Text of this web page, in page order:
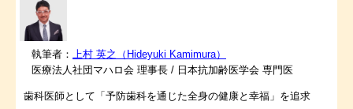
執筆者：
上村 英之（Hideyuki Kamimura）
医療法人社団マハロ会 理事長 / 日本抗加齢医学会 専門医
歯科医師として「予防歯科を通じた全身の健康と幸福」を追求